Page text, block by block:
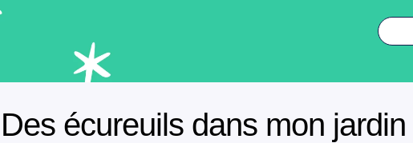
Des écureuils dans mon jardin